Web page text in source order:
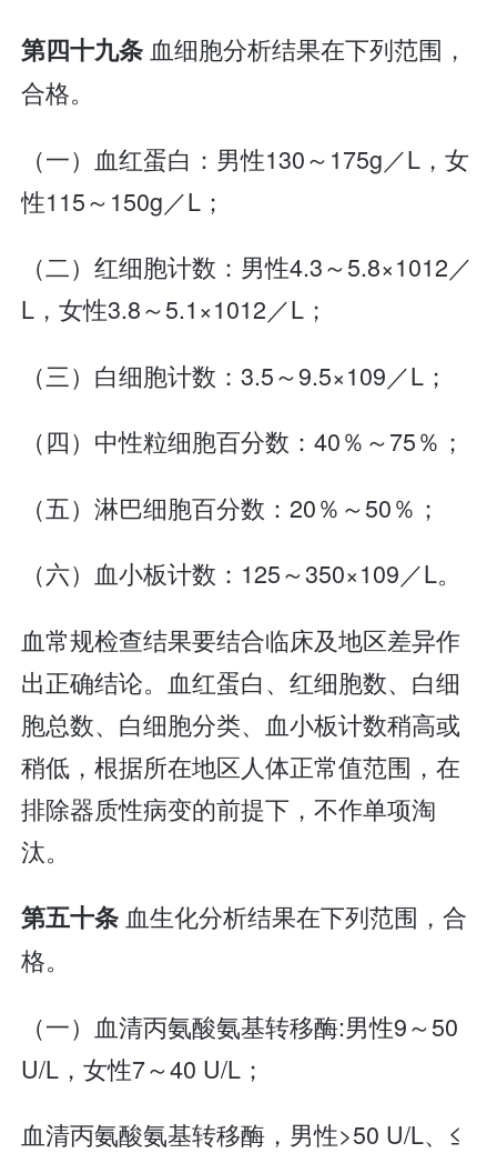
第四十九条血细胞分析结果在下列范围，
合格。
（一）血红蛋白：男性130～175g／L，女
性115～150g／L；
（二）红细胞计数：男性4.3～5.8×1012／
L，女性3.8～5.1×1012／L；
（三）白细胞计数：3.5～9.5×109／L；
（四）中性粒细胞百分数：40％～75％；
（五）淋巴细胞百分数：20％～50％；
（六）血小板计数：125～350×109／L。
血常规检查结果要结合临床及地区差异作
出正确结论。血红蛋白、红细胞数、白细
胞总数、白细胞分类、血小板计数稍高或
稍低，根据所在地区人体正常值范围，在
排除器质性病变的前提下，不作单项淘
汰。
第五十条血生化分析结果在下列范围，合
格。
（一）血清丙氨酸氨基转移酶:男性9～50
U/L，女性7～40 U/L；
血清丙氨酸氨基转移酶，男性>50 U/L、≤